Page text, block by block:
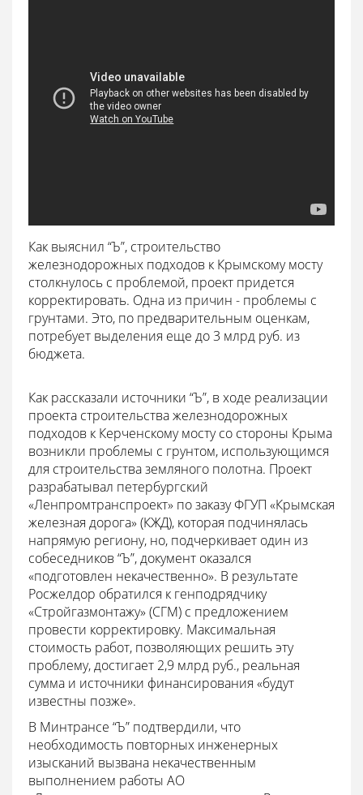
Как выяснил “Ъ”, строительство
железнодорожных подходов к Крымскому мосту
столкнулось с проблемой, проект придется
корректировать. Одна из причин - проблемы с
грунтами. Это, по предварительным оценкам,
потребует выделения еще до 3 млрд руб. из
бюджета.
Как рассказали источники “Ъ”, в ходе реализации
проекта строительства железнодорожных
подходов к Керченскому мосту со стороны Крыма
возникли проблемы с грунтом, использующимся
для строительства земляного полотна. Проект
разрабатывал петербургский
«Ленпромтранспроект» по заказу ФГУП «Крымская
железная дорога» (КЖД), которая подчинялась
напрямую региону, но, подчеркивает один из
собеседников “Ъ”, документ оказался
«подготовлен некачественно». В результате
Росжелдор обратился к генподрядчику
«Стройгазмонтажу» (СГМ) с предложением
провести корректировку. Максимальная
стоимость работ, позволяющих решить эту
проблему, достигает 2,9 млрд руб., реальная
сумма и источники финансирования «будут
известны позже».
В Минтрансе “Ъ” подтвердили, что
необходимость повторных инженерных
изысканий вызвана некачественным
выполнением работы АО